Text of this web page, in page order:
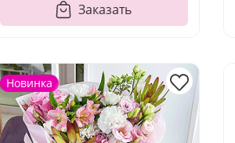
Заказать
Новинка